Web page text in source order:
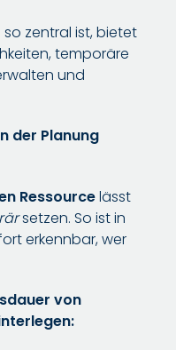
so zentral ist, bietet
temporäre
und
der Planung
Ressourcelässt
setzen. So ist in
erkennbar, wer
von